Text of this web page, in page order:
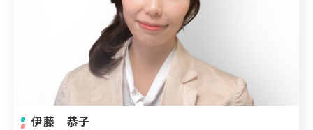
伊藤 恭子